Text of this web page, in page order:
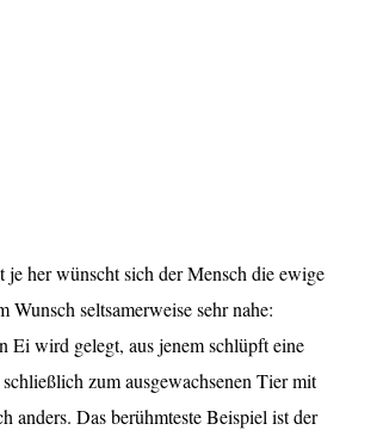
je her wünscht sich der Mensch die ewige
seltsamerweise sehr nahe:
Ei wird gelegt, aus jenem schlüpft eine
zum ausgewachsenen Tier mit
Das berühmteste Beispiel ist der